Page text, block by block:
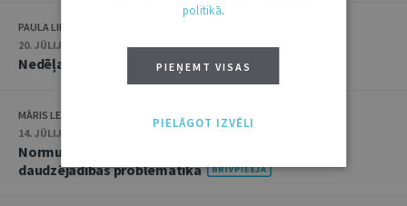
PAULA LIPE
20. JŪLIJS 2026 • 16:05
Nedēļas notikumu apskats: 13.–17. jūlijs
MĀRIS LEJA
14. JŪLIJS 2026
Normu konkurences un noziedzīgu nodarījumu
daudzējādības problemātika
politikā.
PIEŅEMT VISAS
PIELĀGOT IZVĒLI